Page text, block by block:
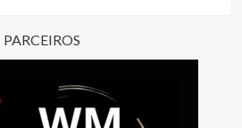
PARCEIROS